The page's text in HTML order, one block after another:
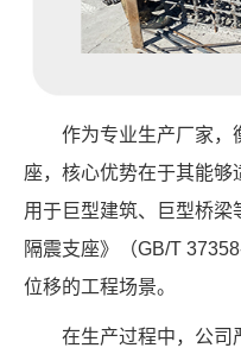
作为专业生产厂家，
座，核心优势在于其能
用于巨型建筑、巨型桥
隔震支座》（GB/T
位移的工程场景。
在生产过程中，公司